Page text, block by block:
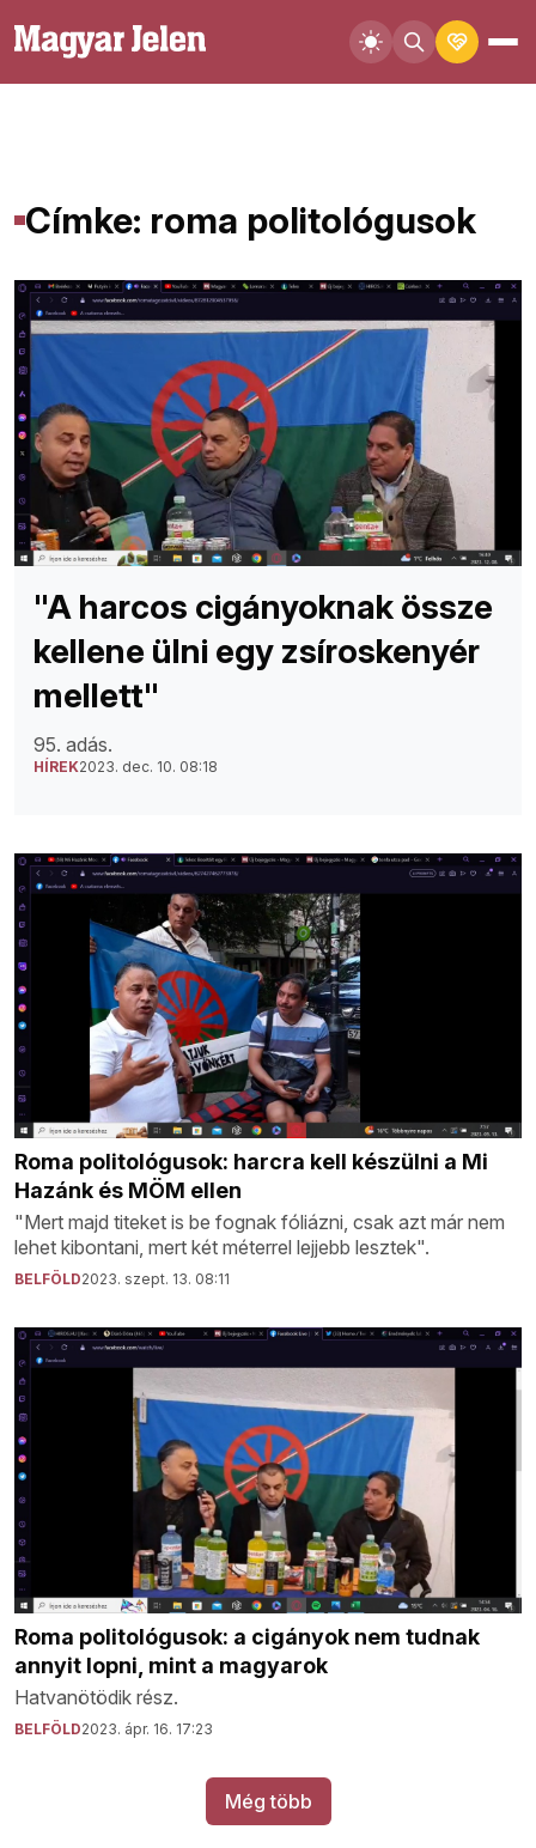
Címke: roma politológusok
"A harcos cigányoknak össze
kellene ülni egy zsíroskenyér
mellett"
95. adás.
HÍREK2023. dec. 10. 08:18
Roma politológusok: harcra kell készülni a Mi
Hazánk és MÖM ellen
"Mert majd titeket is be fognak fóliázni, csak azt már nem
lehet kibontani, mert két méterrel lejjebb lesztek".
BELFÖLD2023. szept. 13. 08:11
Roma politológusok: a cigányok nem tudnak
annyit lopni, mint a magyarok
Hatvanötödik rész.
BELFÖLD2023. ápr. 16. 17:23
Még több